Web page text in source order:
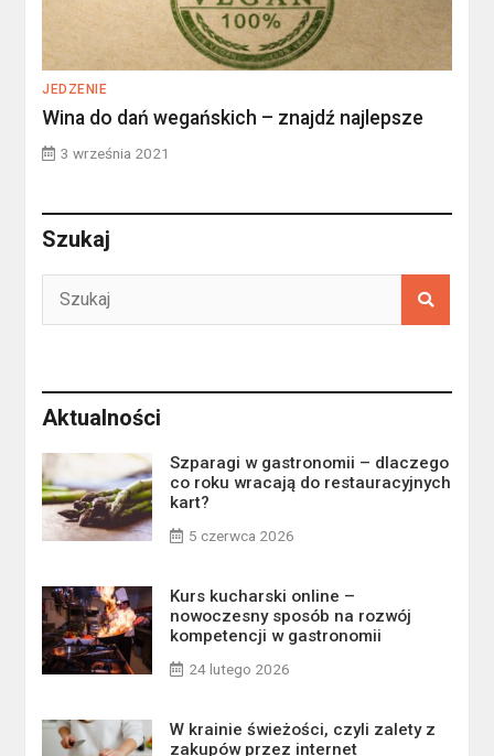
JEDZENIE
Wina do dań wegańskich – znajdź najlepsze
3 września 2021
Szukaj
Aktualności
Szparagi w gastronomii – dlaczego
co roku wracają do restauracyjnych
kart?
5 czerwca 2026
Kurs kucharski online –
nowoczesny sposób na rozwój
kompetencji w gastronomii
24 lutego 2026
W krainie świeżości, czyli zalety z
zakupów przez internet